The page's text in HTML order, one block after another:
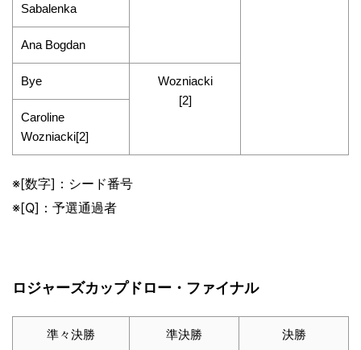
Sabalenka
Ana Bogdan
Bye
Wozniacki
[2]
Caroline
Wozniacki[2]
※[数字]：シード番号
※[Q]：予選通過者
ロジャーズカップドロー・ファイナル
準々決勝 準決勝 決勝